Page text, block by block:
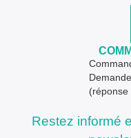
(réponse
Restez informé